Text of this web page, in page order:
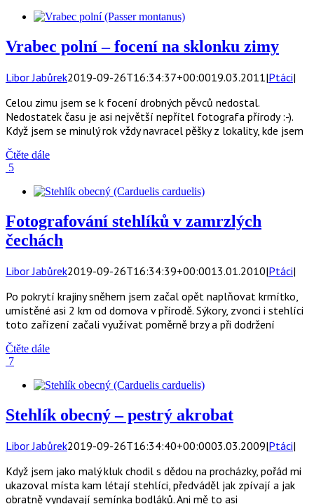
Vrabec polní – focení na sklonku zimy
Libor Jabůrek2019-09-26T16:34:37+00:0019.03.2011|Ptáci|
Celou zimu jsem se k focení drobných pěvců nedostal.
Nedostatek času je asi největší nepřítel fotografa přírody :-).
Když jsem se minulý rok vždy navracel pěšky z lokality, kde jsem
Čtěte dále
5
Fotografování stehlíků v zamrzlých
čechách
Libor Jabůrek2019-09-26T16:34:39+00:0013.01.2010|Ptáci|
Po pokrytí krajiny sněhem jsem začal opět naplňovat krmítko,
umístěné asi 2 km od domova v přírodě. Sýkory, zvonci i stehlíci
toto zařízení začali využívat poměrně brzy a při dodržení
Čtěte dále
7
Stehlík obecný – pestrý akrobat
Libor Jabůrek2019-09-26T16:34:40+00:0003.03.2009|Ptáci|
Když jsem jako malý kluk chodil s dědou na procházky, pořád mi
ukazoval místa kam létají stehlíci, předváděl jak zpívají a jak
obratně vyndavají semínka bodláků. Ani mě to asi